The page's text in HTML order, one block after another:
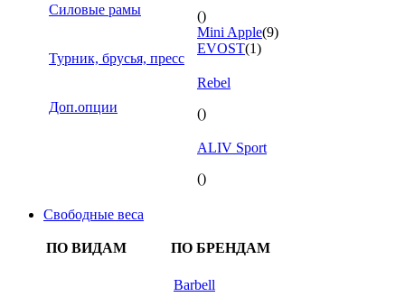
Силовые рамы
Турник, брусья, пресс
Доп.опции
()
Mini Apple(9)
EVOST(1)
Rebel
()
ALIV Sport
()
Свободные веса
ПО ВИДАМ ПО БРЕНДАМ
Barbell